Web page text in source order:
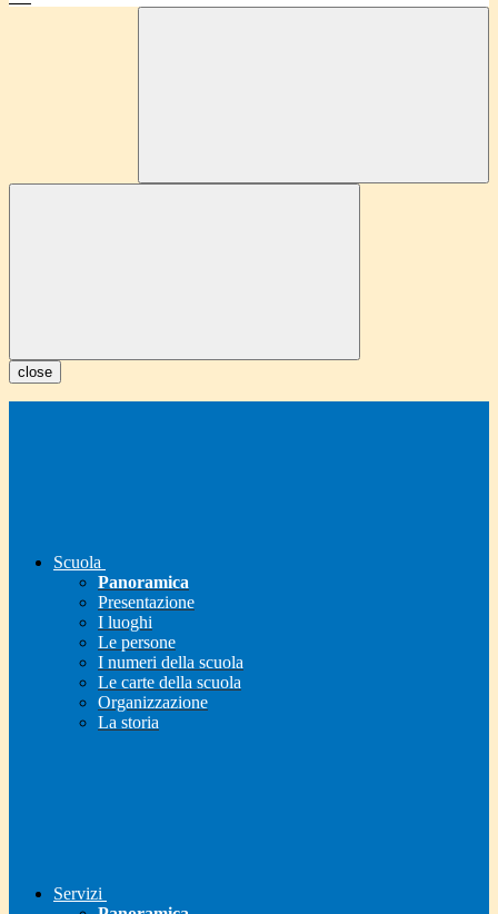
close
Scuola
Panoramica
Presentazione
I luoghi
Le persone
I numeri della scuola
Le carte della scuola
Organizzazione
La storia
Servizi